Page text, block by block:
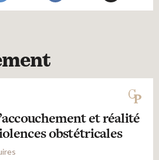
et réalité
obstétricales